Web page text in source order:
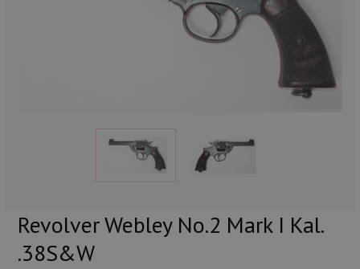
Revolver Webley No.2 Mark I Kal.
.38S&W
Waffen